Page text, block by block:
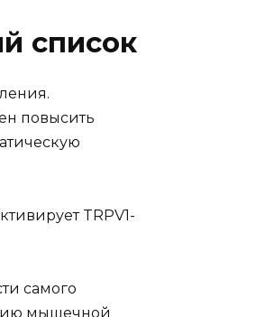
список
повысить
TRPV1-
самого
мышечной